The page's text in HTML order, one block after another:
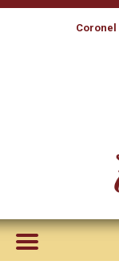
Coronel